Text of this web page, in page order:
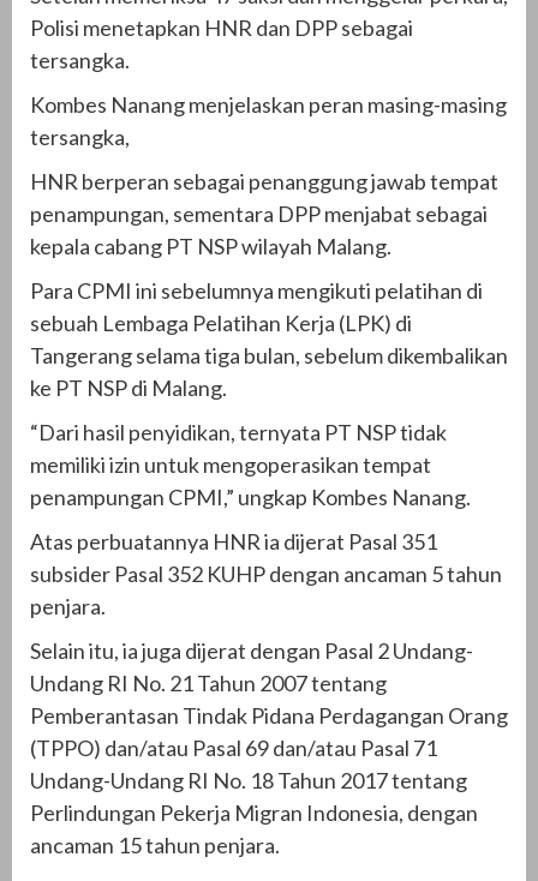
Polisi menetapkan HNR dan DPP sebagai
tersangka.
Kombes Nanang menjelaskan peran masing-masing
tersangka,
HNR berperan sebagai penanggung jawab tempat
penampungan, sementara DPP menjabat sebagai
kepala cabang PT NSP wilayah Malang.
Para CPMI ini sebelumnya mengikuti pelatihan di
sebuah Lembaga Pelatihan Kerja (LPK) di
Tangerang selama tiga bulan, sebelum dikembalikan
ke PT NSP di Malang.
“Dari hasil penyidikan, ternyata PT NSP tidak
memiliki izin untuk mengoperasikan tempat
penampungan CPMI,” ungkap Kombes Nanang.
Atas perbuatannya HNR ia dijerat Pasal 351
subsider Pasal 352 KUHP dengan ancaman 5 tahun
penjara.
Selain itu, ia juga dijerat dengan Pasal 2 Undang-
Undang RI No. 21 Tahun 2007 tentang
Pemberantasan Tindak Pidana Perdagangan Orang
(TPPO) dan/atau Pasal 69 dan/atau Pasal 71
Undang-Undang RI No. 18 Tahun 2017 tentang
Perlindungan Pekerja Migran Indonesia, dengan
ancaman 15 tahun penjara.